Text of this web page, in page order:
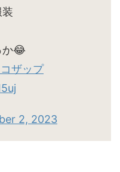
か😂
ザップ
2, 2023